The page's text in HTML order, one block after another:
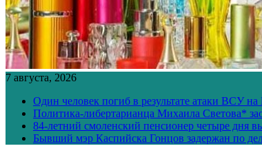
7 августа, 2026
Один человек погиб в результате атаки ВСУ на
Политика-либертарианца Михаила Светова*
84-летний смоленский пенсионер четыре дня
Бывший мэр Каспийска Гонцов задержан по